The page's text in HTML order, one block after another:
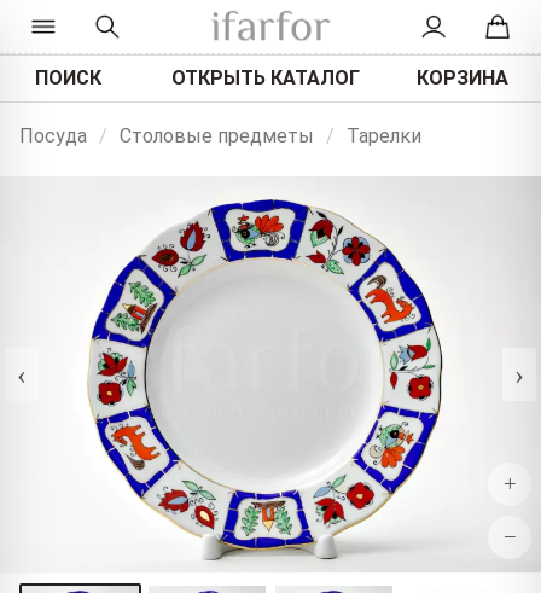
ПОИСК ОТКРЫТЬ КАТАЛОГ КОРЗИНА
Посуда / Столовые предметы / Тарелки
‹ ›
+
−